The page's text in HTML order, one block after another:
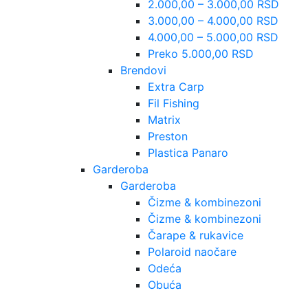
2.000,00 – 3.000,00 RSD
3.000,00 – 4.000,00 RSD
4.000,00 – 5.000,00 RSD
Preko 5.000,00 RSD
Brendovi
Extra Carp
Fil Fishing
Matrix
Preston
Plastica Panaro
Garderoba
Garderoba
Čizme & kombinezoni
Čizme & kombinezoni
Čarape & rukavice
Polaroid naočare
Odeća
Obuća